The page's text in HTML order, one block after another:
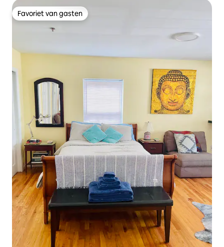
Favoriet van gasten
Favoriet van gasten